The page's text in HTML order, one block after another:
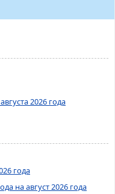
2026 года
года
на август 2026 года